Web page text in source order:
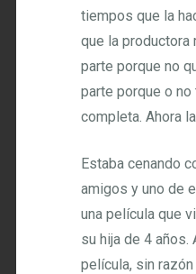
tiempos que la
que la productora
parte porque no
parte porque o
completa. Ahora
Estaba cenando
amigos y uno de
una película que
su hija de 4 años.
película, sin